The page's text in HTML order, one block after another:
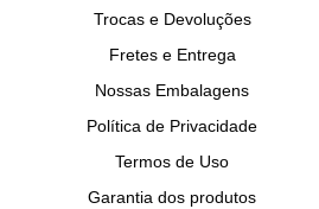
Trocas e Devoluções
Fretes e Entrega
Nossas Embalagens
Política de Privacidade
Termos de Uso
Garantia dos produtos